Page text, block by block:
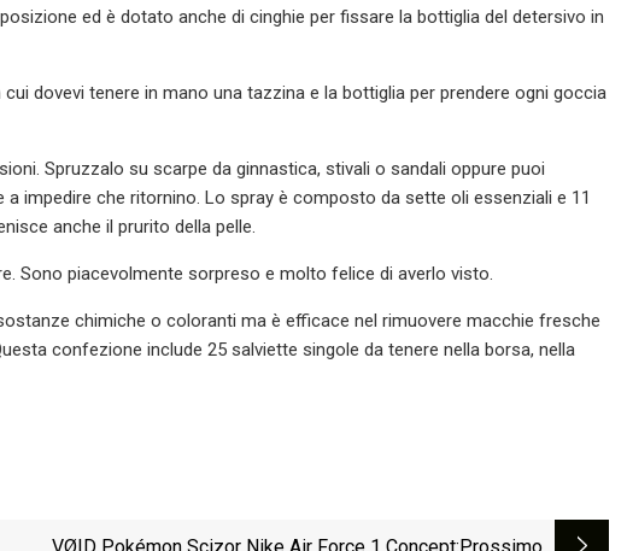
ed è dotato anche di cinghie per fissare la bottiglia del detersivo in
dovevi tenere in mano una tazzina e la bottiglia per prendere ogni goccia
Spruzzalo su scarpe da ginnastica, stivali o sandali oppure puoi
impedire che ritornino. Lo spray è composto da sette oli essenziali e 11
anche il prurito della pelle.
Sono piacevolmente sorpreso e molto felice di averlo visto.
chimiche o coloranti ma è efficace nel rimuovere macchie fresche
confezione include 25 salviette singole da tenere nella borsa, nella
VØID Pokémon Scizor Nike Air Force 1 Concept:Prossimo